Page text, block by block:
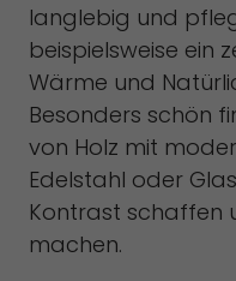
langlebig und
beispielsweise ein
Wärme und
Besonders schön
von Holz mit
Edelstahl oder
Kontrast schaffen
machen.